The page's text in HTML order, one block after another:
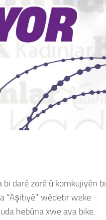
darê zorê û komkujiyên bi
“Aşitiyê” wêdetir weke
hebûna xwe ava bike.